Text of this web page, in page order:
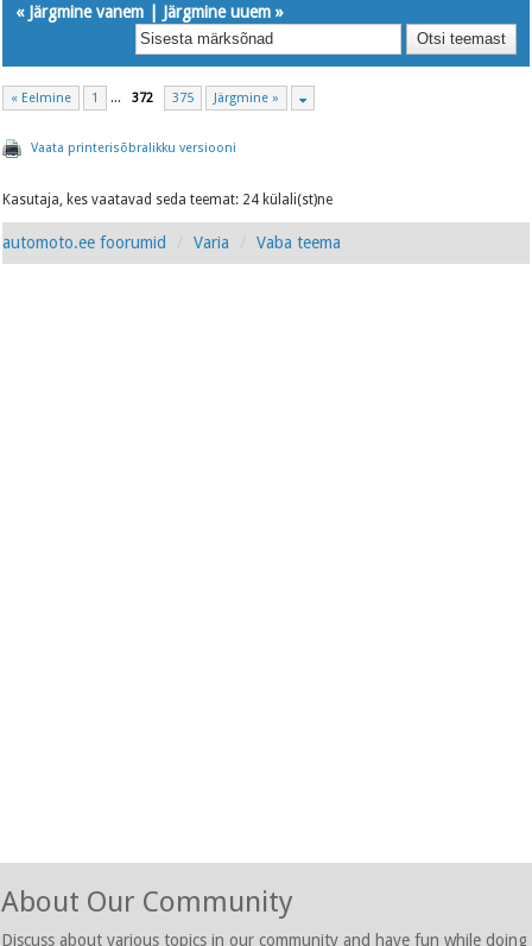
« Järgmine vanem Järgmine uuem »
« Eelmine 1 ... 372 375 Järgmine »
Vaata printerisõbralikku versiooni
Kasutaja, kes vaatavad seda teemat: 24 külali(st)ne
automoto.ee foorumid Varia Vaba teema
About Our Community
Discuss about various topics in our community and have fun while doing